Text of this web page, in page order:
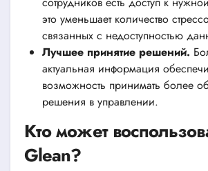
это уменьшает количество
связанных с недоступностью
Лучшее принятие решений.
актуальная информация
возможность принимать более
решения в управлении.
Кто может
Glean?